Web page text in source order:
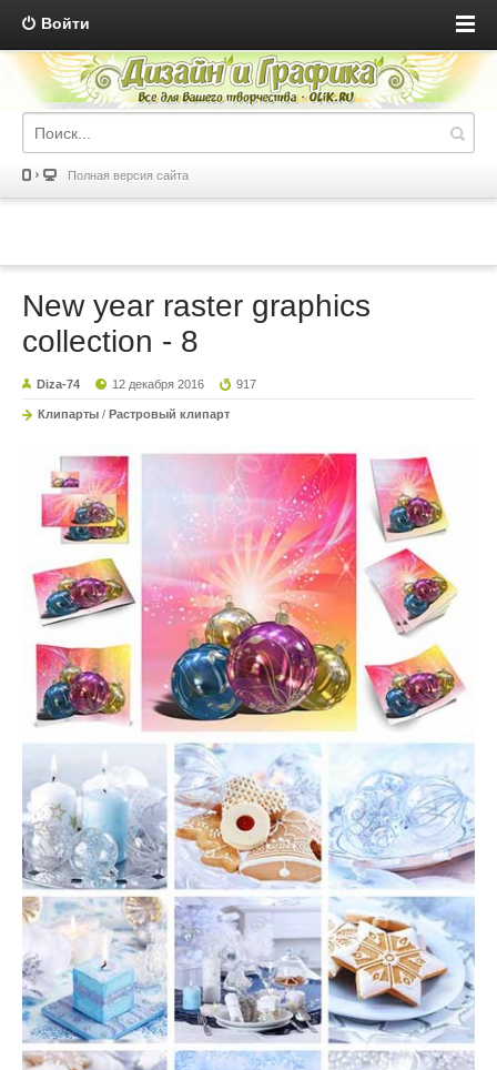
Войти
Полная версия сайта
New year raster graphics
collection - 8
Diza-74 12 декабря 2016 917
Клипарты / Растровый клипарт